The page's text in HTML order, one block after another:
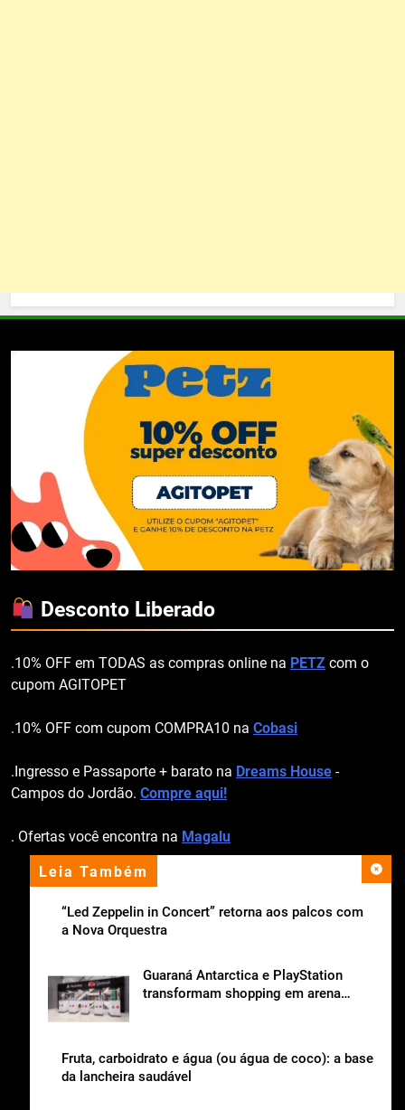
Leia Também
“Led Zeppelin in Concert” retorna aos palcos com
a Nova Orquestra
Guaraná Antarctica e PlayStation
transformam shopping em arena
Fruta, carboidrato e água (ou água de coco): a base
da lancheira saudável
Desconto Liberado
.10% OFF em TODAS as compras online na PETZ com o
cupom AGITOPET
.10% OFF com cupom COMPRA10 na Cobasi
.Ingresso e Passaporte + barato na Dreams House -
Campos do Jordão. Compre aqui!
. Ofertas você encontra na Magalu
apoio institucional